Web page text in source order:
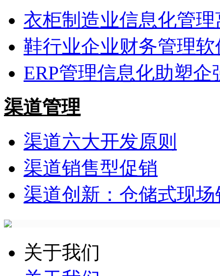
衣柜制造业信息化管
鞋行业企业财务管理软
ERP管理信息化助塑企
渠道管理
渠道六大开发原则
渠道销售型促销
渠道创新：仓储式现场
关于我们